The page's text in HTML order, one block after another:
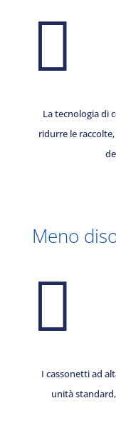

La tecnologia di
ridurre le
Meno

I cassonetti ad
unità